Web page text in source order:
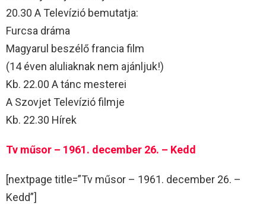
20.30 A Televízió bemutatja:
Furcsa dráma
Magyarul beszélő francia film
(14 éven aluliaknak nem ajánljuk!)
Kb. 22.00 A tánc mesterei
A Szovjet Televízió filmje
Kb. 22.30 Hírek
Tv műsor – 1961. december 26. – Kedd
[nextpage title=”Tv műsor – 1961. december 26. –
Kedd”]